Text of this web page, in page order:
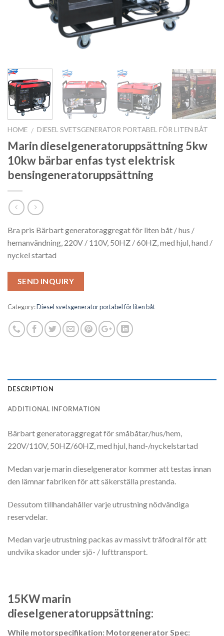
HOME / DIESEL SVETSGENERATOR PORTABEL FÖR LITEN BÅT
Marin dieselgeneratoruppsättning 5kw
10kw bärbar enfas tyst elektrisk
bensingeneratoruppsättning
Bra pris Bärbart generatoraggregat för liten båt / hus /
hemanvändning, 220V / 110V, 50HZ / 60HZ, med hjul, hand /
nyckel startad
SEND INQUIRY
Category:Diesel svetsgenerator portabel för liten båt
DESCRIPTION
ADDITIONAL INFORMATION
Bärbart generatoraggregat för småbåtar/hus/hem,
220V/110V, 50HZ/60HZ, med hjul, hand-/nyckelstartad
Medan varje marin dieselgenerator kommer att testas innan
den lämnar fabriken för att säkerställa prestanda.
Dessutom tillhandahåller varje utrustning nödvändiga
reservdelar.
Medan varje utrustning packas av massivt träfodral för att
undvika skador under sjö- / lufttransport.
15KW marin
dieselgeneratoruppsättning:
While motorspecifikation: MotorgeneratorSpec: